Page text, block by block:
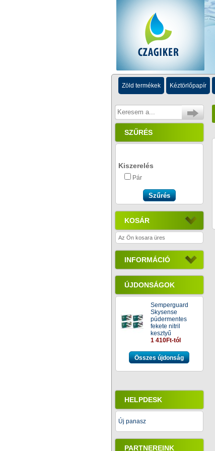
Zöld termékek Kéztörlőpapír
SZŰRÉS
Kiszerelés
Pár
KOSÁR
Az Ön kosara üres
INFORMÁCIÓ
ÚJDONSÁGOK
Semperguard
Skysense
púdermentes
fekete nitril
kesztyű
1 410Ft-tól
Összes újdonság
HELPDESK
Új panasz
PARTNEREINK